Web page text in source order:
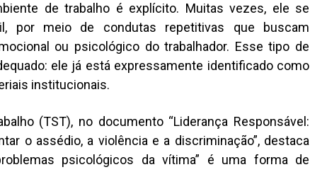
de trabalho é explícito. Muitas vezes, ele se
por meio de condutas repetitivas que buscam
ou psicológico do trabalhador. Esse tipo de
ele já está expressamente identificado como
institucionais.
(TST), no documento “Liderança Responsável:
o assédio, a violência e a discriminação”, destaca
psicológicos da vítima” é uma forma de